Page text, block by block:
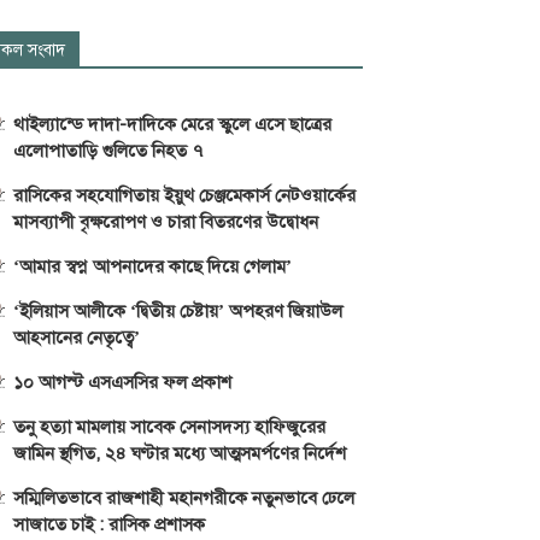
সংবাদ
থাইল্যান্ডে দাদা-দাদিকে মেরে স্কুলে এসে ছাত্রের
এলোপাতাড়ি গুলিতে নিহত ৭
রাসিকের সহযোগিতায় ইয়ুথ চেঞ্জমেকার্স নেটওয়ার্কের
মাসব্যাপী বৃক্ষরোপণ ও চারা বিতরণের উদ্বোধন
‘আমার স্বপ্ন আপনাদের কাছে দিয়ে গেলাম’
‘ইলিয়াস আলীকে ‘দ্বিতীয় চেষ্টায়’ অপহরণ জিয়াউল
আহসানের নেতৃত্বে’
১০ আগস্ট এসএসসির ফল প্রকাশ
তনু হত্যা মামলায় সাবেক সেনাসদস্য হাফিজুরের
জামিন স্থগিত, ২৪ ঘণ্টার মধ্যে আত্মসমর্পণের নির্দেশ
সম্মিলিতভাবে রাজশাহী মহানগরীকে নতুনভাবে ঢেলে
সাজাতে চাই : রাসিক প্রশাসক